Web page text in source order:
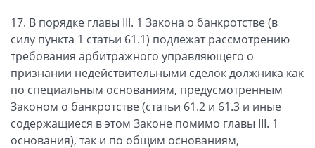
17. В порядке главы III. 1 Закона о банкротстве (в
силу пункта 1 статьи 61.1) подлежат рассмотрению
требования арбитражного управляющего о
признании недействительными сделок должника как
по специальным основаниям, предусмотренным
Законом о банкротстве (статьи 61.2 и 61.3 и иные
содержащиеся в этом Законе помимо главы III. 1
основания), так и по общим основаниям,